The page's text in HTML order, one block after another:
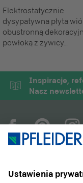
Elektrostatycznie
dysypatywna płyta
obustronną
powłoką z żywicy
Inspiracje,
Nasz
PRODUKTY